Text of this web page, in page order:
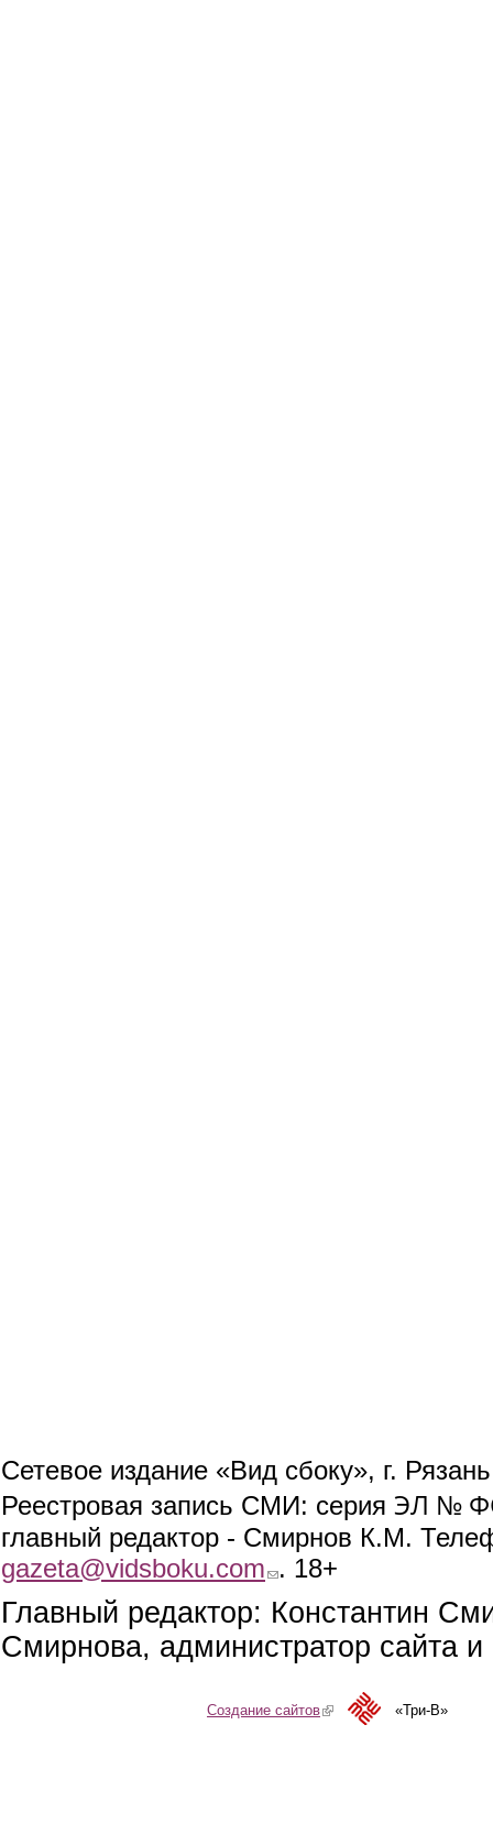
Сетевое издание «Вид сбоку», г.
Реестровая запись СМИ: серия ЭЛ №
главный редактор - Смирнов К.М.
gazeta@vidsboku.com (link sends e-mail)
. 18+
Главный редактор: Константин
Смирнова, администратор сайта
Создание сайтов(link is external)«Три-В»